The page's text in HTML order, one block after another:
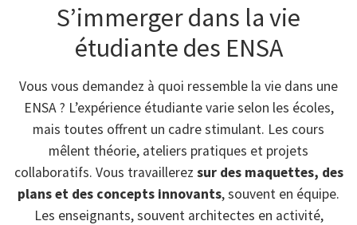
S’immerger dans la vie
étudiante des ENSA
Vous vous demandez à quoi ressemble la vie dans une
ENSA ? L’expérience étudiante varie selon les écoles,
mais toutes offrent un cadre stimulant. Les cours
mêlent théorie, ateliers pratiques et projets
collaboratifs. Vous travaillerez sur des maquettes, des
plans et des concepts innovants, souvent en équipe.
Les enseignants, souvent architectes en activité,